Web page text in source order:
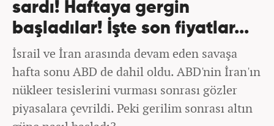
sardı! Haftaya gergin
başladılar! İşte son fiyatlar...
İsrail ve İran arasında devam eden savaşa
hafta sonu ABD de dahil oldu. ABD'nin İran'ın
nükleer tesislerini vurması sonrası gözler
piyasalara çevrildi. Peki gerilim sonrası altın